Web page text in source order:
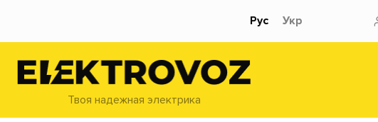
Рус Укр
Твоя надежная электрика